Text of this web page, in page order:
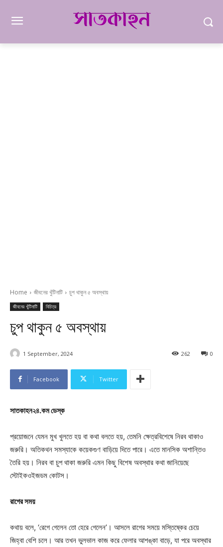
Home জীবনের খুঁটিনাটি চুপ থাকুন ৫ অবস্থায়
জীবনের খুঁটিনাটি বিচিত্র
চুপ থাকুন ৫ অবস্থায়
1 September, 2024 0
262
Facebook Twitter
সাতকাহন২৪.কম ডেস্ক
প্রয়োজনে যেমন মুখ খুলতে হয় বা কথা বলতে হয়, তেমনি ক্ষেত্রবিশেষে নিরব থাকাও
জরুরি। অতিকথন সমস্যাকে কয়েকগুণ বাড়িয়ে দিতে পারে। এতে মানসিক অশান্তিও
তৈরি হয়। নিরব বা চুপ থাকা জরুরি এমন কিছু বিশেষ অবস্থার কথা জানিয়েছে
স্টোইকওইজডম কোটস।
রাগের সময়
কথায় বলে, ‘রেগে গেলেন তো হেরে গেলেন’। আসলে রাগের সময়ে মস্তিষ্কের চেয়ে
জিহ্বা বেশি চলে। আর তখন ভুলভাল কাজ করে ফেলার আশঙ্কা বাড়ে, যা পরে অবস্থার